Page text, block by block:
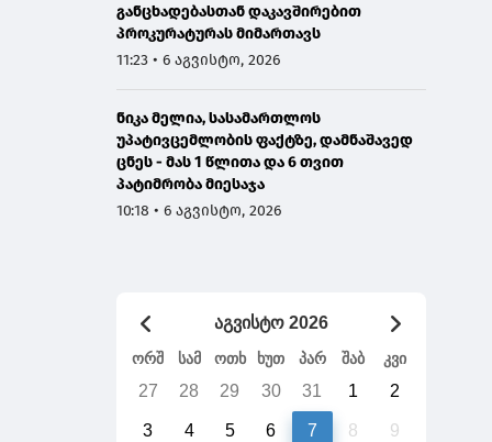
განცხადებასთან დაკავშირებით
პროკურატურას მიმართავს
11:23 • 6 აგვისტო, 2026
ნიკა მელია, სასამართლოს
უპატივცემლობის ფაქტზე, დამნაშავედ
ცნეს - მას 1 წლითა და 6 თვით
პატიმრობა მიესაჯა
10:18 • 6 აგვისტო, 2026
აგვისტო 2026
ორშ სამ ოთხ ხუთ პარ შაბ კვი
27 28 29 30 31 1 2
3 4 5 6 7 8 9